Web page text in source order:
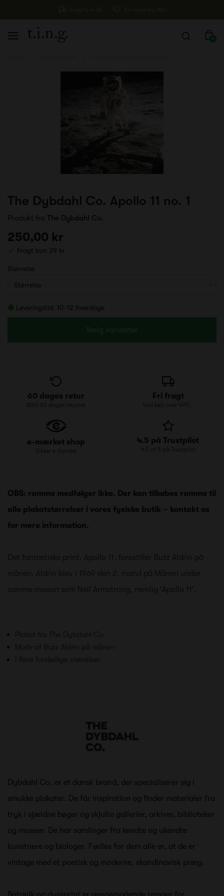
0
The Dybdahl Co. Apollo 11 no. 1
Produkt fra The Dybdahl Co.
250,00 kr
Fragt kun 29 kr
Størrelse
Leveringstid: 10-12 hverdage
Vælg varianter
60 dages retur
Altid 60 dages returret
Fri fragt
Ved køb over 499,-
e-mærket shop
Sikker e-handel
4.5 på Trustpilot
4.5 af 5 på Trustpilot
OBS: ramme medfølger ikke. Der kan tilkøbes ramme til
alle plakatstørrelser i vores fysiske butik – kontakt os
for mere information.
Det fantastiske print, Apollo 11, forestiller Buzz Aldrin på
månen. Aldrin blev i 1969 den 2. mand på Månen under
samme misson som Neil Armstrong, nemlig 'Apollo 11'.
Plakat fra The Dybdahl Co.
Motiv af Buzz Aldrin på månen
I flere forskellige størrelser
Dybdahl Co. er et dansk brand, der specialiserer sig i
smukke plakater. De får inspiration og finder materialer fra
tryk i sjældne bøger og skjulte gallerier, arkiver, biblioteker
og museer. De har samlinger fra kendte og ukendte
kunstnere og biologer. Fælles for dem alle er, at de er
vintage med et poetisk og moderne, skandinavisk præg.